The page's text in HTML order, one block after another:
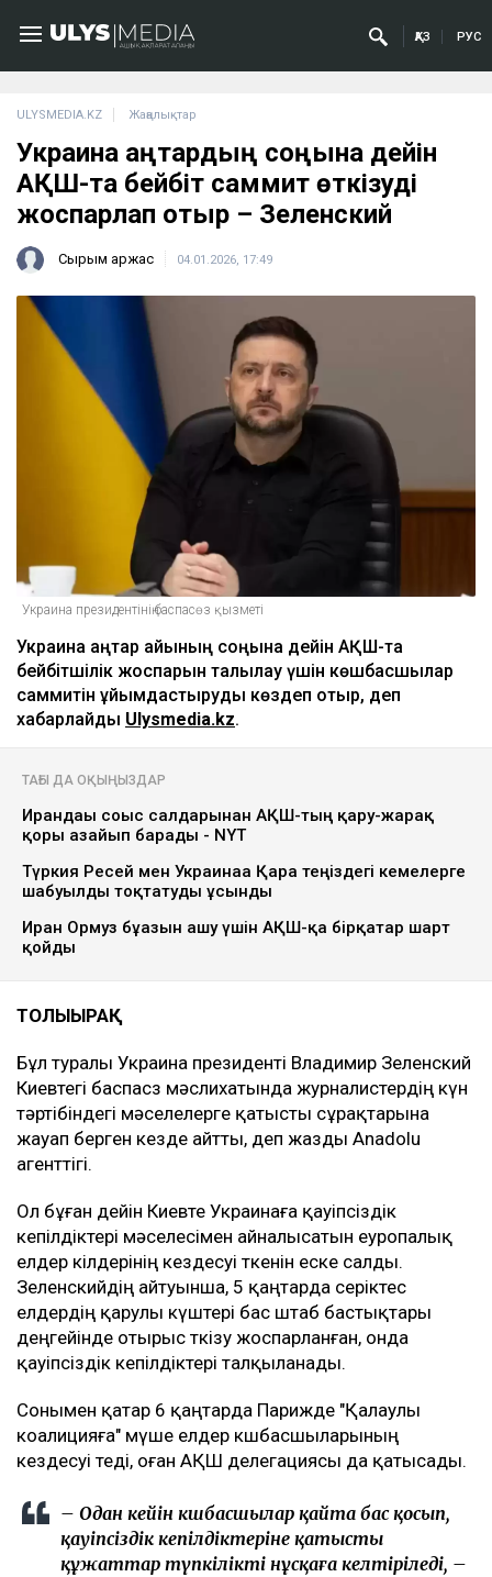
ҚАЗ РУС
ULYSMEDIA.KZ Жаңалықтар
Украина қаңтардың соңына дейін
АҚШ-та бейбіт саммит өткізуді
жоспарлап отыр – Зеленский
Сырым Қаржас 04.01.2026, 17:49
Украина президентінің баспасөз қызметі
Украина қаңтар айының соңына дейін АҚШ-та
бейбітшілік жоспарын талқылау үшін көшбасшылар
саммитін ұйымдастыруды көздеп отыр, деп
хабарлайды Ulysmedia.kz.
ТАҒЫ ДА ОҚЫҢЫЗДАР
Ирандағы соғыс салдарынан АҚШ-тың қару-жарақ
қоры азайып барады - NYT
Түркия Ресей мен Украинаға Қара теңіздегі кемелерге
шабуылды тоқтатуды ұсынды
Иран Ормуз бұғазын ашу үшін АҚШ-қа бірқатар шарт
қойды
ТОЛЫҒЫРАҚ
Бұл туралы Украина президенті Владимир Зеленский
Киевтегі баспасөз мәслихатында журналистердің күн
тәртібіндегі мәселелерге қатысты сұрақтарына
жауап берген кезде айтты, деп жазды Anadolu
агенттігі.
Ол бұған дейін Киевте Украинаға қауіпсіздік
кепілдіктері мәселесімен айналысатын еуропалық
елдер өкілдерінің кездесуі өткенін еске салды.
Зеленскийдің айтуынша, 5 қаңтарда серіктес
елдердің қарулы күштері бас штаб бастықтары
деңгейінде отырыс өткізу жоспарланған, онда
қауіпсіздік кепілдіктері талқыланады.
Сонымен қатар 6 қаңтарда Парижде "Қалаулы
коалицияға" мүше елдер көшбасшыларының
кездесуі өтеді, оған АҚШ делегациясы да қатысады.
– Одан кейін көшбасшылар қайта бас қосып,
қауіпсіздік кепілдіктеріне қатысты
құжаттар түпкілікті нұсқаға келтіріледі, –